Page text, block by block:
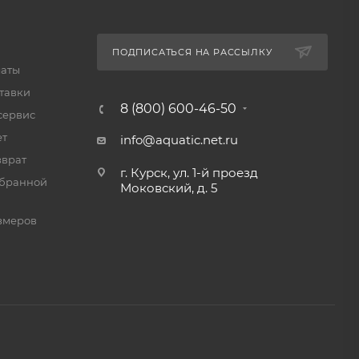
ПОДПИСАТЬСЯ НА РАССЫЛКУ
8 (800) 600-46-50
info@aquatic.net.ru
г. Курск, ул. 1-й проезд
Моковский, д. 5